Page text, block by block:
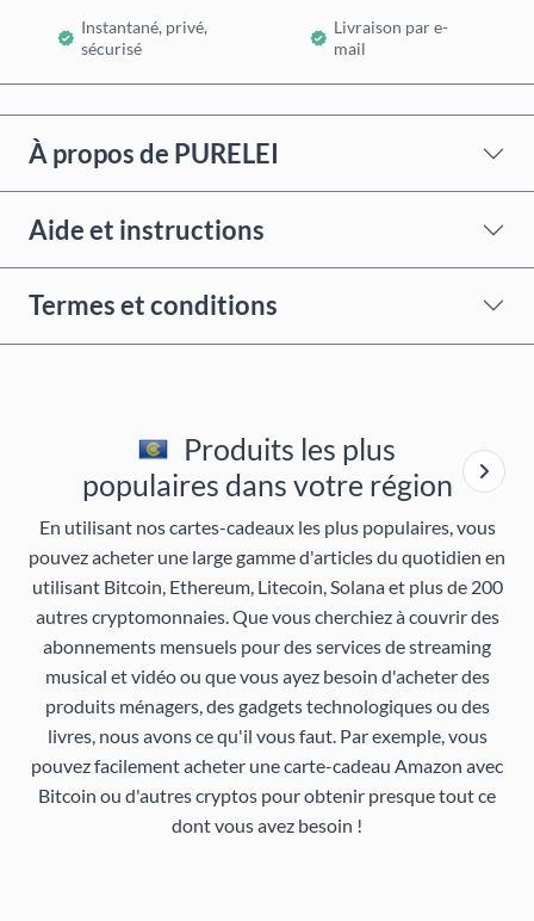
Instantané, privé,
sécurisé
Livraison par e-
mail
À propos de PURELEI
Aide et instructions
Termes et conditions
Produits les plus
populaires dans votre région
En utilisant nos cartes-cadeaux les plus populaires, vous
pouvez acheter une large gamme d'articles du quotidien en
utilisant Bitcoin, Ethereum, Litecoin, Solana et plus de 200
autres cryptomonnaies. Que vous cherchiez à couvrir des
abonnements mensuels pour des services de streaming
musical et vidéo ou que vous ayez besoin d'acheter des
produits ménagers, des gadgets technologiques ou des
livres, nous avons ce qu'il vous faut. Par exemple, vous
pouvez facilement acheter une carte-cadeau Amazon avec
Bitcoin ou d'autres cryptos pour obtenir presque tout ce
dont vous avez besoin !